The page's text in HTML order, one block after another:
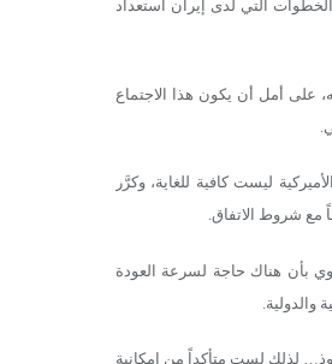
التي لدى إيران استعداد
على أمل أن يكون هذا الاجتماع
ليست كافية للغاية، وكرَّر
مع شروط الاتفاق.
بأن هناك حاجة لسرعة العودة
والدولية.
لذلك لست متأكداً من إمكانية